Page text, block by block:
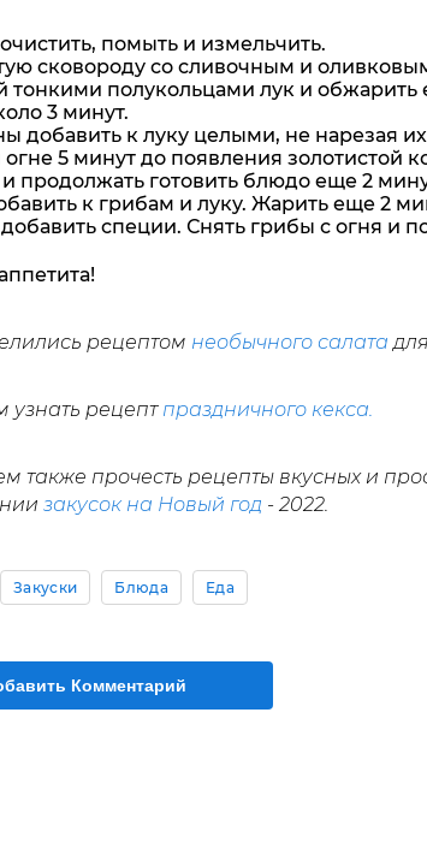
помыть и измельчить.
сковороду со сливочным и
тонкими полукольцами лук и обжарить
3 минут.
добавить к луку целыми, не нарезая
5 минут до появления золотистой
продолжать готовить блюдо еще 2
к грибам и луку. Жарить еще 2
специи. Снять грибы с огня и
рецептом необычного салата
узнать рецепт праздничного кекса.
также прочесть рецепты вкусных и
закусок на Новый год - 2022.
Закуски Блюда Еда
Комментарий